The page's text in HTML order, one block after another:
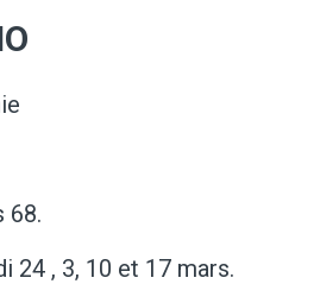
68.
24 , 3, 10 et 17 mars.